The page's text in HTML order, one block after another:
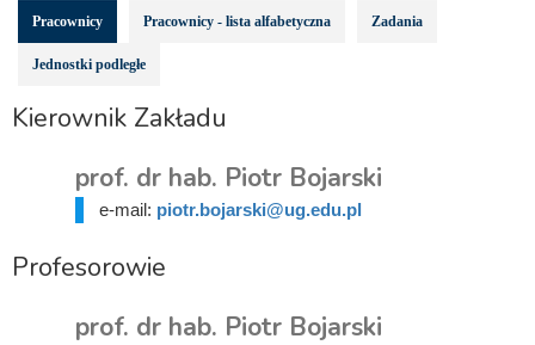
Pracownicy Pracownicy - lista alfabetyczna Zadania
Jednostki podległe
Kierownik Zakładu
prof. dr hab. Piotr Bojarski
e-mail: piotr.bojarski@ug.edu.pl
Profesorowie
prof. dr hab. Piotr Bojarski